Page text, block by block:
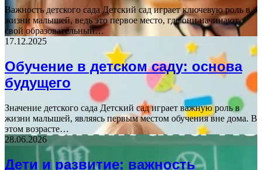
Важность детского сада Детский сад играет ключевую роль в
жизни малышей, ведь это первое место, где они начинают
свой образовательный…
17.12.2025
Обучение в детском саду: основа
будущего
Значение детского сада Детский сад играет важную роль в
жизни малышей, являясь первым местом обучения вне дома. В
этом возрасте…
28.06.2026
Дети и развитие: важность